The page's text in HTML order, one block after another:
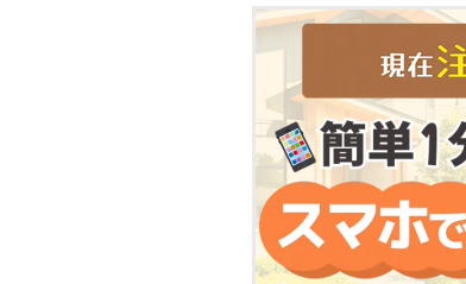
滋賀県愛荘町平居５８８ マップで見
滋賀県愛知郡 滋賀県愛知郡愛荘町安